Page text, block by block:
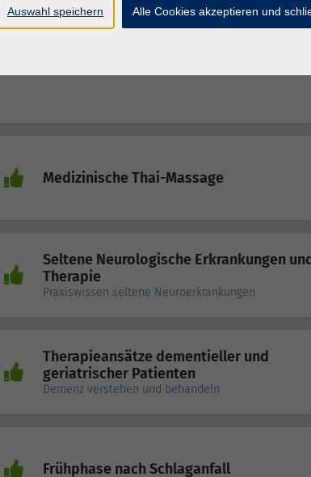
Medizinische Thai-Massage
Seltene Neurologische Erkrankungen
Therapie
Praxiswissen seltene Neuroerkrankungen
Therapieansätze dementieller und
geriatrischer Patienten
Demenz verstehen und behandeln
Frühphase nach Schlaganfall
Auswahl speichern Alle Cookies akzeptieren und